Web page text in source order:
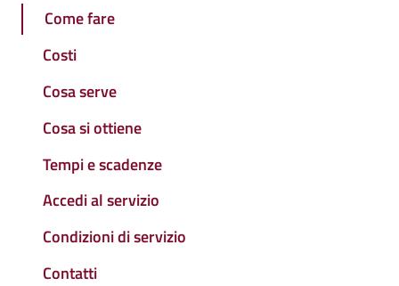
Come fare
Costi
Cosa serve
Cosa si ottiene
Tempi e scadenze
Accedi al servizio
Condizioni di servizio
Contatti